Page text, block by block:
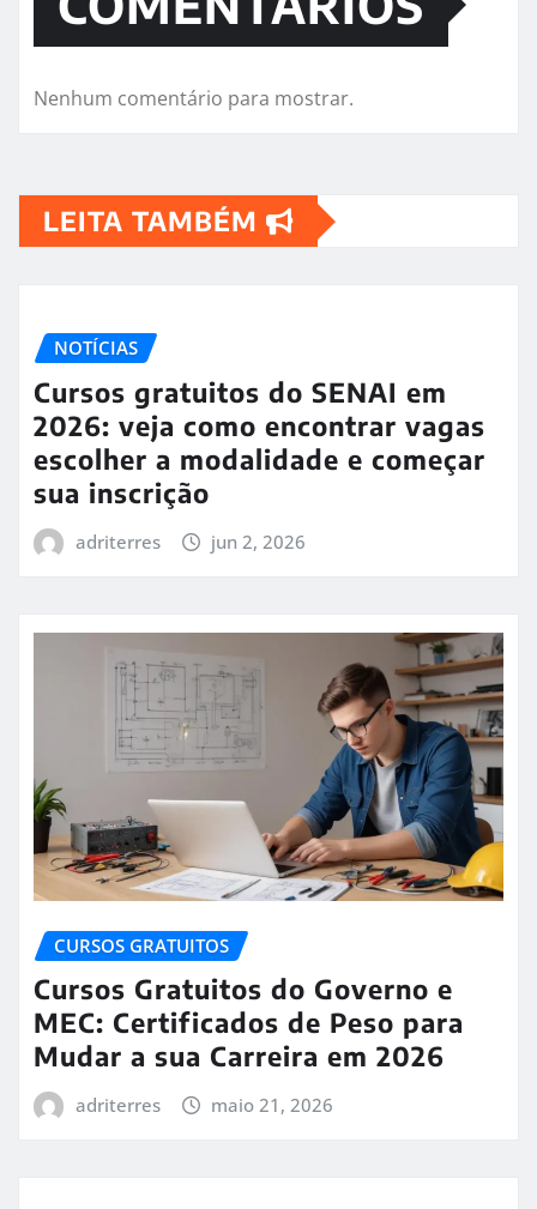
Nenhum comentário para mostrar.
LEITA TAMBÉM
NOTÍCIAS
Cursos gratuitos do SENAI em
2026: veja como encontrar vagas
escolher a modalidade e começar
sua inscrição
adriterres jun 2, 2026
CURSOS GRATUITOS
Cursos Gratuitos do Governo e
MEC: Certificados de Peso para
Mudar a sua Carreira em 2026
adriterres maio 21, 2026